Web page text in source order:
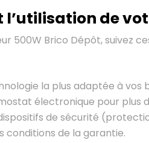
l’utilisation de
500W Brico Dépôt, suivez
la plus adaptée à
électronique pour plus
de sécurité
conditions de la garantie.